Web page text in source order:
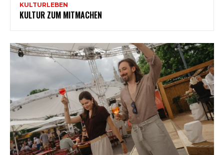
KULTURLEBEN
KULTUR ZUM MITMACHEN